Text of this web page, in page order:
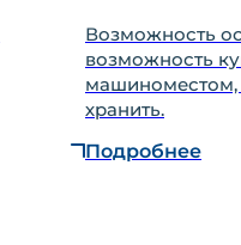
Возможность
возможность
машиноместом,
хранить.
Подробнее